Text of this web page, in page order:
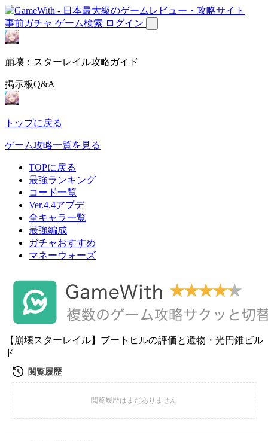
事前ガチャ ゲーム検索 ログイン
崩壊：スターレイル攻略ガイド
掲示板Q&A
トップに戻る
ゲーム攻略一覧を見る
TOPに戻る
最強ランキング
コード一覧
Ver.4.4アプデ
全キャラ一覧
最強編成
ガチャおすすめ
マネーウォーズ
【崩壊スターレイル】ブートヒルの評価と遺物・光円錐ビル
ド